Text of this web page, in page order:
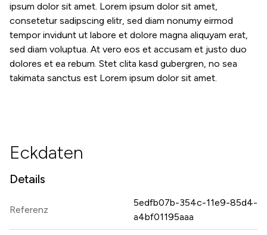
ipsum dolor sit amet. Lorem ipsum dolor sit amet,
consetetur sadipscing elitr, sed diam nonumy eirmod
tempor invidunt ut labore et dolore magna aliquyam erat,
sed diam voluptua. At vero eos et accusam et justo duo
dolores et ea rebum. Stet clita kasd gubergren, no sea
takimata sanctus est Lorem ipsum dolor sit amet.
Eckdaten
Details
Referenz
5edfb07b-354c-11e9-85d4-
a4bf01195aaa